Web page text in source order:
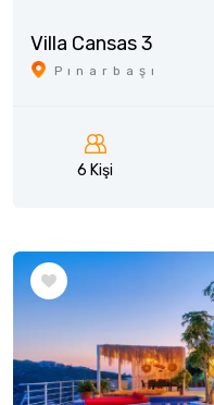
Villa Cansas 3
Pınarbaşı
6 Kişi